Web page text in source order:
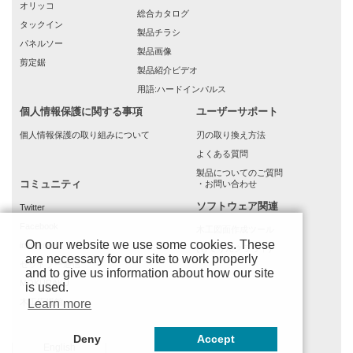
オリッコ
タックイン
パネルソー
剪定鋸
総合カタログ
製品チラシ
製品画像
製品紹介ビデオ
用語:ハードインパルス
個人情報保護に関する事項
個人情報保護の取り組みについて
コミュニティ
Twitter
instagram
ゼットソー通信
MOKURAKU
木工応援館
ユーザーサポート
刃の取り換え方法
よくある質問
製品についてのご質問
・お問い合わせ
ソフトウェア関連
(もでりんクラウド)
On our website we use some cookies. These
are necessary for our site to work properly
and to give us information about how our site
is used.
Learn more
Deny Accept